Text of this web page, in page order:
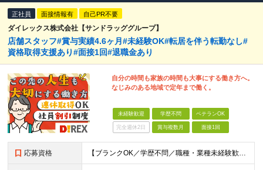
正社員 面接情報有 自己PR不要
ダイレックス株式会社【サンドラッググループ】
店舗スタッフ#賞与実績4.6ヶ月#未経験OK#転居を伴う転勤なし#
資格取得支援あり#面接1回#退職金あり
自分の時間も家族の時間も大事にする働き方へ。
なじみのある地域で定年まで働く。
未経験歓迎 学歴不問 ベテランOK
完全週休2日 賞与複数月 面接1回
応募資格 【ブランクOK／学歴不問／職種・業種未経験歓迎】 ≪こんな方にピッタリ≫ □ 転勤のない会社で、家族との生活基盤を安定させたい □ 満員電車の通勤から卒業したい □ コミュニケーションを大切にしなが